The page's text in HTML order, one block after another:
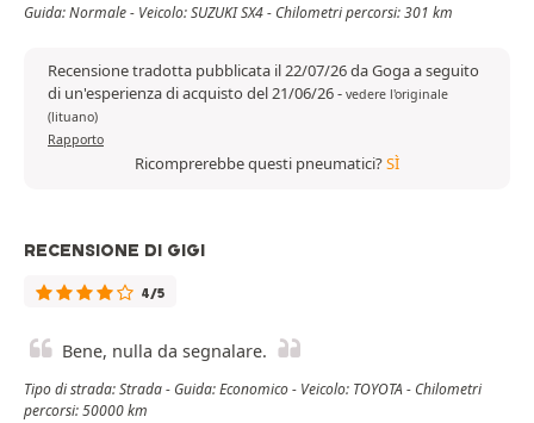
Guida: Normale - Veicolo: SUZUKI SX4 - Chilometri percorsi: 301 km
Recensione tradotta pubblicata il 22/07/26 da Goga a seguito
di un'esperienza di acquisto del 21/06/26- vedere l'originale
(lituano)
Rapporto
Ricomprerebbe questi pneumatici?SÌ
RECENSIONE DI GIGI
4/5
Bene, nulla da segnalare.
Tipo di strada: Strada - Guida: Economico - Veicolo: TOYOTA - Chilometri
percorsi: 50000 km